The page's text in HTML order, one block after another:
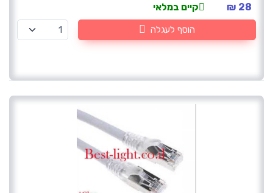
28 ₪ קיים במלאי
הוסף לעגלה